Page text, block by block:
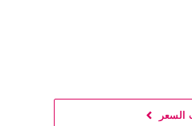
السعر